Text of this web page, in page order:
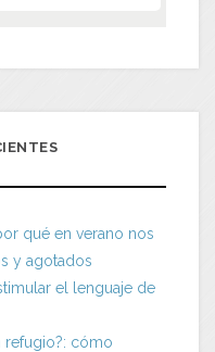
qué en verano nos
y agotados
el lenguaje de
refugio?: cómo